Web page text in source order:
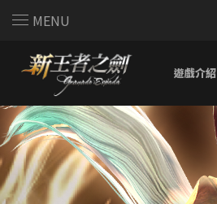
MENU
遊戲介紹